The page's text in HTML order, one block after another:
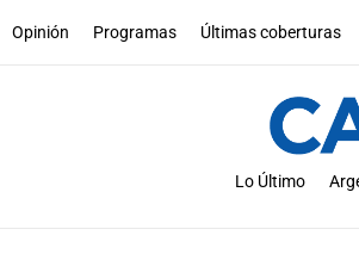
Opinión Programas Últimas coberturas
Lo Último